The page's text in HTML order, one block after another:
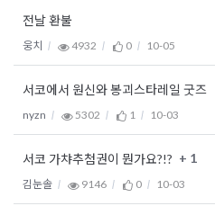
전날 환불
웅치 4932 0 10-05
서코에서 원신와 봉괴스타레일 굿즈
nyzn 5302 1 10-03
서코 가챠추첨권이 뭔가요?!? + 1
김눈솔 9146 0 10-03